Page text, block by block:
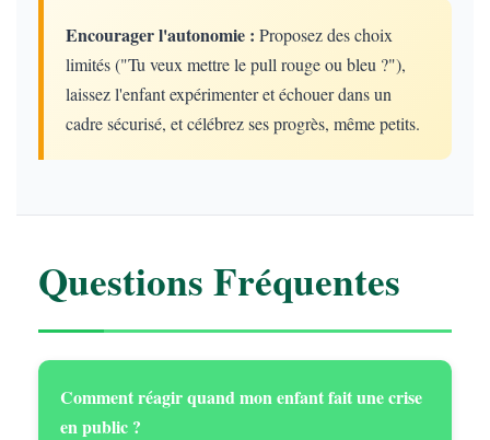
Encourager l'autonomie : Proposez des choix
limités ("Tu veux mettre le pull rouge ou bleu ?"),
laissez l'enfant expérimenter et échouer dans un
cadre sécurisé, et célébrez ses progrès, même petits.
Questions Fréquentes
Comment réagir quand mon enfant fait une crise
en public ?